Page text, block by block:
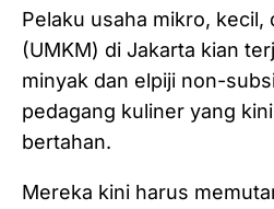
Pelaku usaha mikro, kecil,
(UMKM) di Jakarta kian
minyak dan elpiji non-
pedagang kuliner yang
bertahan.
Mereka kini harus